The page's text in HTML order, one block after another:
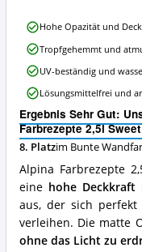
Ergebnis Sehr Gut:
Farbrezepte 2,5l
8. Platzim Bunte
Alpina Farbrezepte
eine hohe Deckkraft
aus, der sich perfekt
verleihen. Die matte
ohne das Licht zu
Alpina
Farbrezepte
2,5l
Sweet
Home
Vorteile:
Was
spricht
für
diese
Bunte
Wandfarbe?
Hohe Opazität und
Tropfgehemmt und
UV-beständig und
Lösungsmittelfrei und